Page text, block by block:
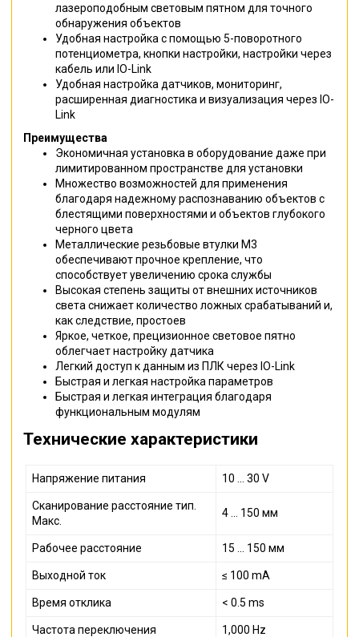
лазероподобным световым пятном для точного
обнаружения объектов
Удобная настройка с помощью 5-поворотного
потенциометра, кнопки настройки, настройки через
кабель или IO-Link
Удобная настройка датчиков, мониторинг,
расширенная диагностика и визуализация через IO-
Link
Преимущества
Экономичная установка в оборудование даже при
лимитированном пространстве для установки
Множество возможностей для применения
благодаря надежному распознаванию объектов с
блестящими поверхностями и объектов глубокого
черного цвета
Металлические резьбовые втулки M3
обеспечивают прочное крепление, что
способствует увеличению срока службы
Высокая степень защиты от внешних источников
света снижает количество ложных срабатываний и,
как следствие, простоев
Яркое, четкое, прецизионное световое пятно
облегчает настройку датчика
Легкий доступ к данным из ПЛК через IO-Link
Быстрая и легкая настройка параметров
Быстрая и легкая интеграция благодаря
функциональным модулям
Технические характеристики
Напряжение питания 10 ... 30 V
Сканирование расстояние тип.
Макс.
4 ... 150 мм
Рабочее расстояние 15 ... 150 мм
Выходной ток ≤ 100 mA
Время отклика < 0.5 ms
Частота переключения 1,000 Hz